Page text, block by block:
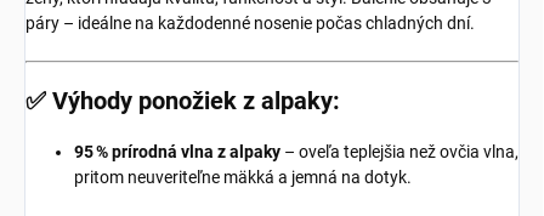
páry – ideálne na každodenné nosenie počas chladných dní.
✅ Výhody ponožiek z alpaky:
95 % prírodná vlna z alpaky – oveľa teplejšia než ovčia vlna,
pritom neuveriteľne mäkká a jemná na dotyk.